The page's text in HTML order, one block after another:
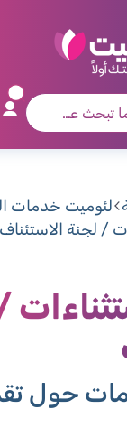
لئوميت خدمات
/ لجنة الاستئناف
حول